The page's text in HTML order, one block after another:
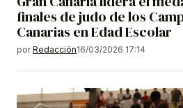
finales de judo de los
Canarias en Edad Escolar
por Redacción16/03/2026 17:14